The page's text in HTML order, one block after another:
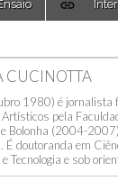
CUCINOTTA
1980) é jornalista
pela
Bolonha (2004-
doutoranda em
Tecnologia e sob